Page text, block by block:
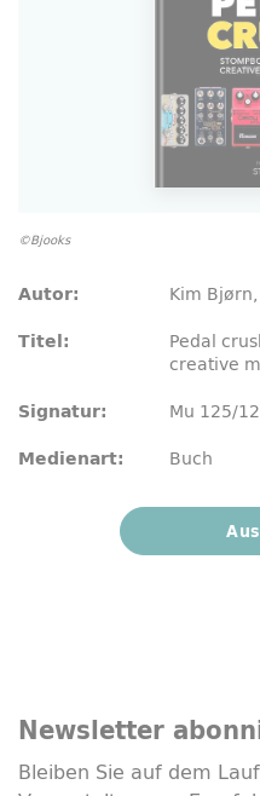
©Bjooks
Autor: Kim
Titel: Pedal
creative
Signatur: Mu 125/
Medienart: Buch
Newsletter
Bleiben Sie auf dem